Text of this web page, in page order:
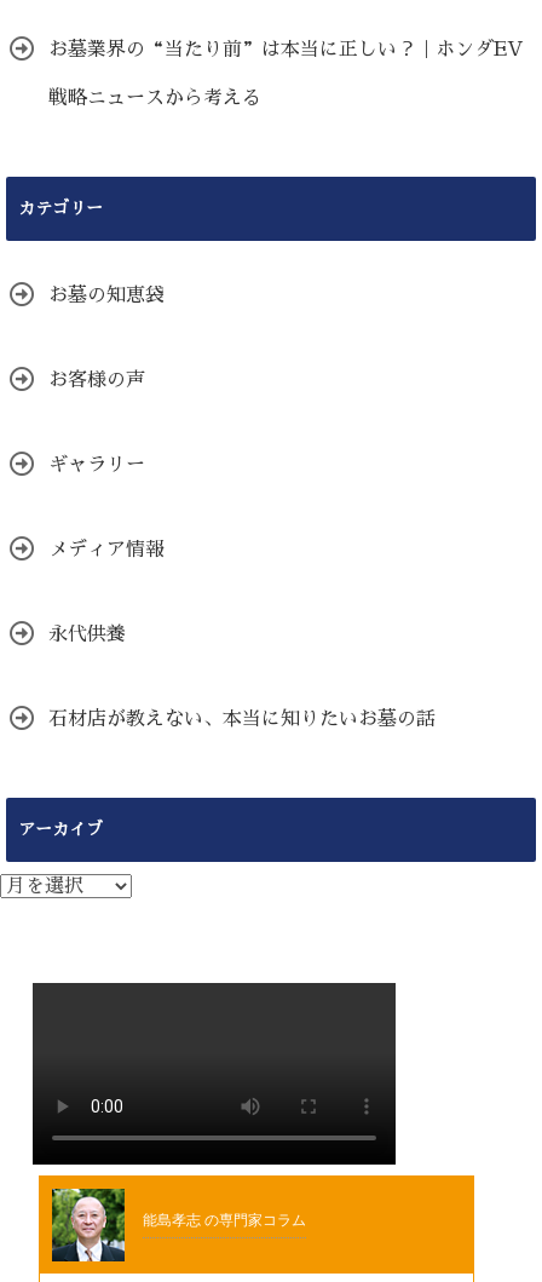
お墓業界の“当たり前”は本当に正しい？｜ホンダEV
戦略ニュースから考える
カテゴリー
お墓の知恵袋
お客様の声
ギャラリー
メディア情報
永代供養
石材店が教えない、本当に知りたいお墓の話
アーカイブ
ア
ー